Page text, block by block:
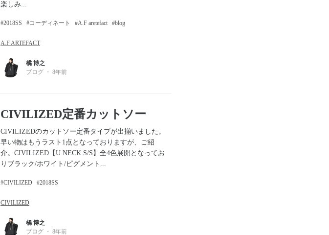
楽しみ...
2018SS コーディネート A.F aretefact blog
A.F ARTEFACT
橘 博之
ブログ ・ 8年前
CIVILIZED定番カットソー
CIVILIZEDのカットソー定番タイプが出揃いました。
早い物はもうラスト1点となっておりますが、ご紹
介。CIVILIZED【U NECK S/S】全4色展開となってお
りブラック/ホワイト/ピグメント...
CIVILIZED 2018SS
CIVILIZED
橘 博之
ブログ ・ 8年前